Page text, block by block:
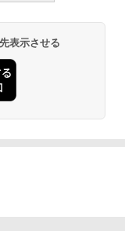
表示させる